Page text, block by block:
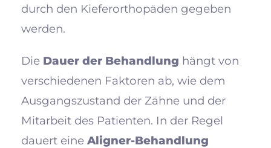
durch den Kieferorthopäden gegeben
werden.
Die Dauer der Behandlung hängt von
verschiedenen Faktoren ab, wie dem
Ausgangszustand der Zähne und der
Mitarbeit des Patienten. In der Regel
dauert eine Aligner-Behandlung